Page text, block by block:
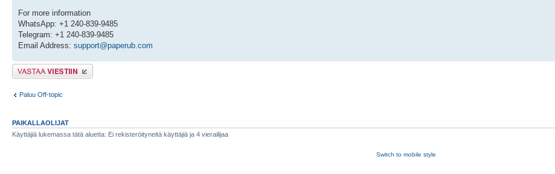
For more information
WhatsApp: +1 240-839-9485
Telegram: +1 240-839-9485
Email Address: support@paperub.com
Lähetä vastaus
Paluu Off-topic
PAIKALLAOLIJAT
Käyttäjiä lukemassa tätä aluetta: Ei rekisteröityneitä käyttäjiä ja 4 vierailijaa
Switch to mobile style